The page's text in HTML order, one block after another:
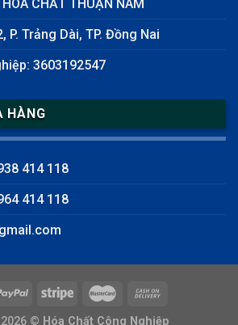
CHẤT THUẬN NAM
P. Trảng Dài, TP. Đồng Nai
3603192547
HÀNG
414 118
414 118
© Hóa Chất Công Nghiệp